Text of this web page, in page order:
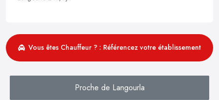
Vous êtes Chauffeur ? : Référencez votre établissement
Proche de Langourla